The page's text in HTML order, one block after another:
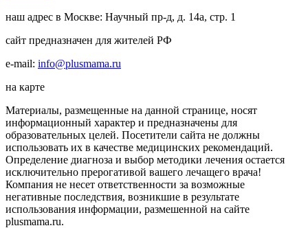
наш адрес в Москве: Научный пр-д, д. 14а, стр. 1
сайт предназначен для жителей РФ
e-mail: info@plusmama.ru
на карте
Материалы, размещенные на данной странице, носят
информационный характер и предназначены для
образовательных целей. Посетители сайта не должны
использовать их в качестве медицинских рекомендаций.
Определение диагноза и выбор методики лечения остается
исключительно прерогативой вашего лечащего врача!
Компания не несет ответственности за возможные
негативные последствия, возникшие в результате
использования информации, размешенной на сайте
plusmama.ru.